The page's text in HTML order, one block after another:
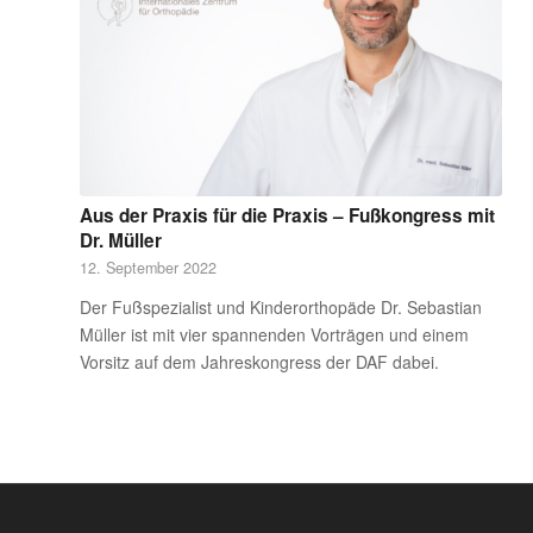
Aus der Praxis für die Praxis – Fußkongress mit
Dr. Müller
12. September 2022
Der Fußspezialist und Kinderorthopäde Dr. Sebastian
Müller ist mit vier spannenden Vorträgen und einem
Vorsitz auf dem Jahreskongress der DAF dabei.